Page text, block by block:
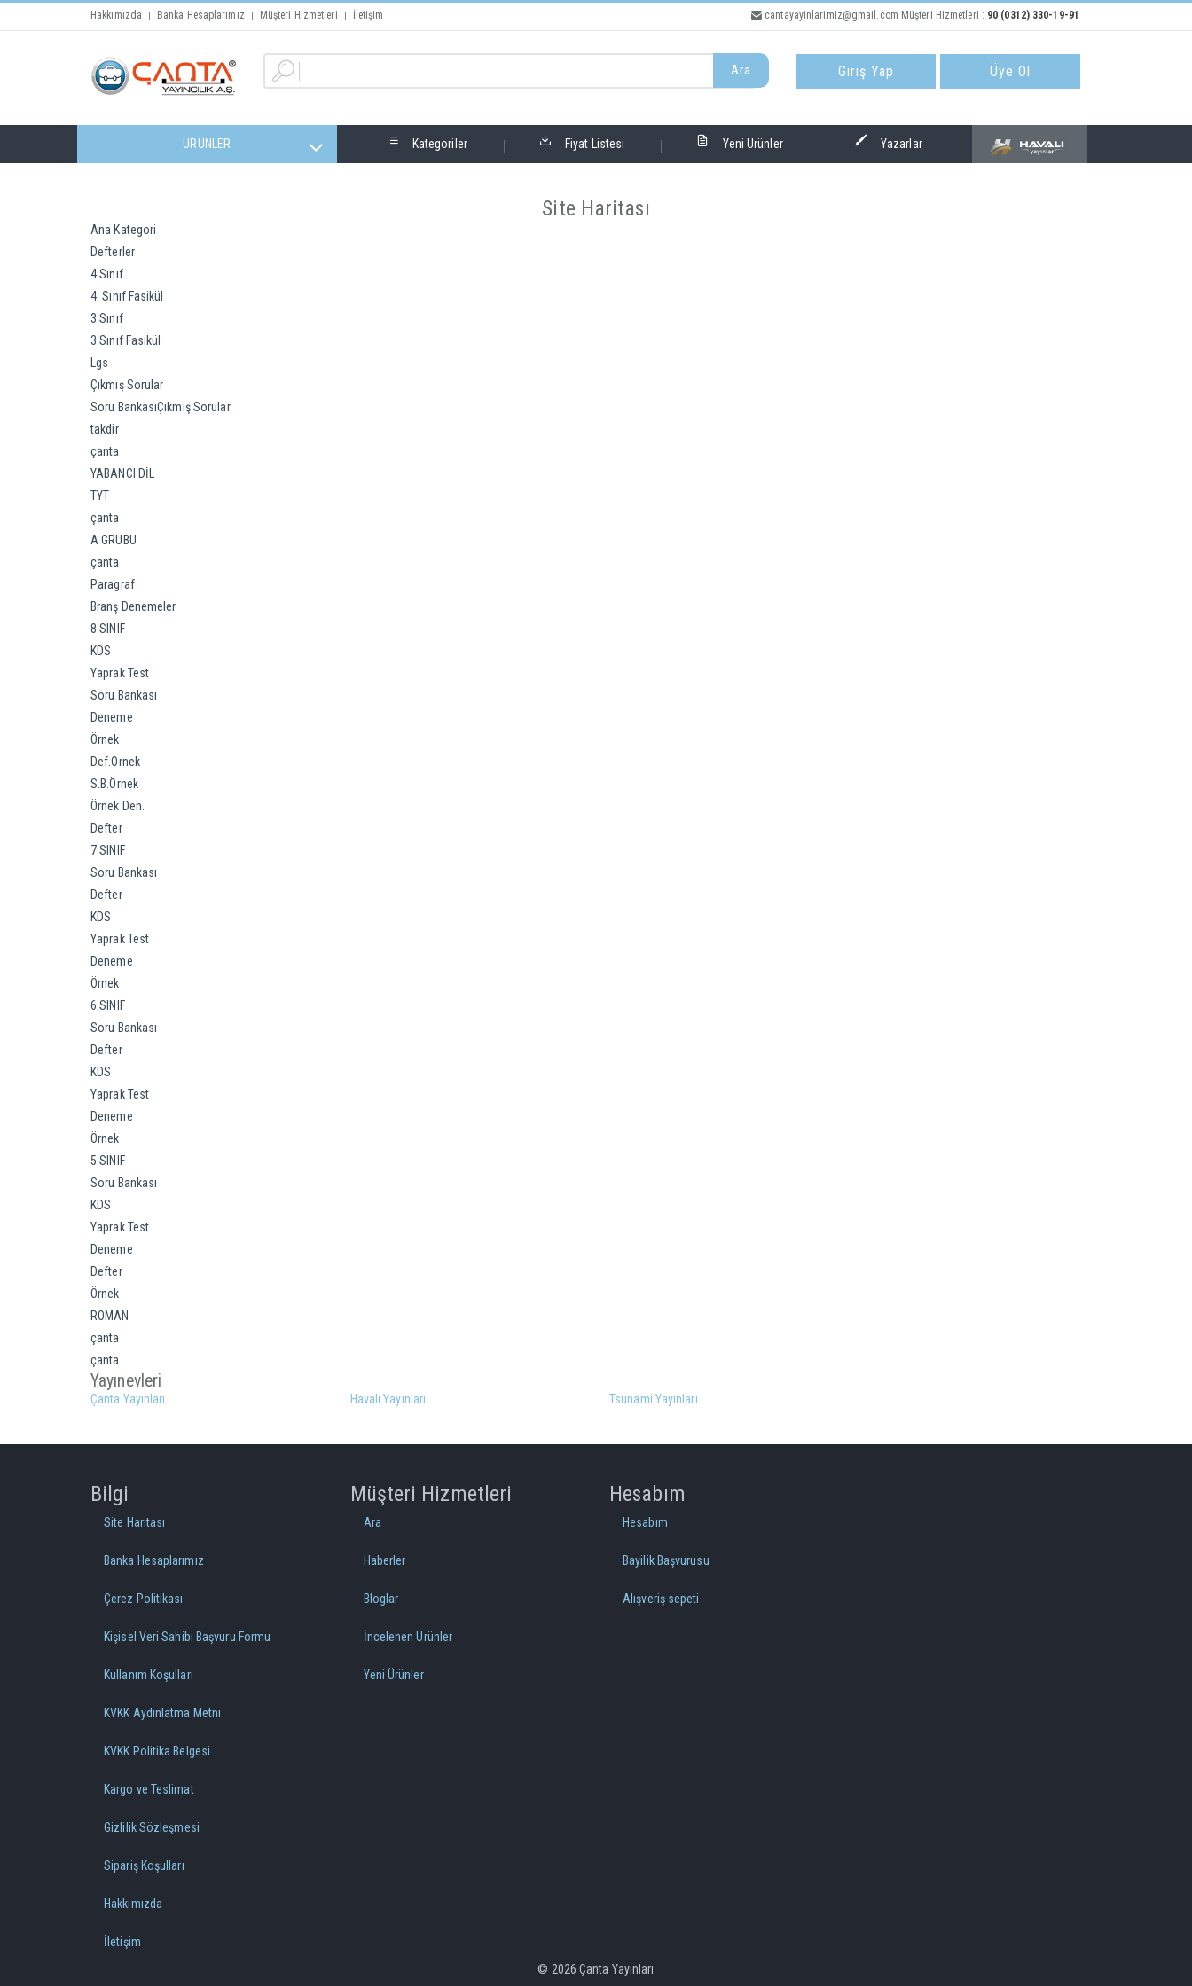
Hakkımızda Banka Hesaplarımız Müşteri Hizmetleri İletişim cantayayinlarimiz@gmail.com Müşteri Hizmetleri : 90 (0312) 330-19-91
Ara Giriş Yap Üye Ol
ÜRÜNLER Kategoriler Fiyat Listesi Yeni Ürünler Yazarlar
Site Haritası
Ana Kategori
Defterler
4.Sınıf
4. Sınıf Fasikül
3.Sınıf
3.Sınıf Fasikül
Lgs
Çıkmış Sorular
Soru BankasıÇıkmış Sorular
takdir
çanta
YABANCI DİL
TYT
çanta
A GRUBU
çanta
Paragraf
Branş Denemeler
8.SINIF
KDS
Yaprak Test
Soru Bankası
Deneme
Örnek
Def.Örnek
S.B.Örnek
Örnek Den.
Defter
7.SINIF
Soru Bankası
Defter
KDS
Yaprak Test
Deneme
Örnek
6.SINIF
Soru Bankası
Defter
KDS
Yaprak Test
Deneme
Örnek
5.SINIF
Soru Bankası
KDS
Yaprak Test
Deneme
Defter
Örnek
ROMAN
çanta
çanta
Yayınevleri
Çanta Yayınları Havalı Yayınları Tsunami Yayınları
Bilgi
Site Haritası
Banka Hesaplarımız
Çerez Politikası
Kişisel Veri Sahibi Başvuru Formu
Kullanım Koşulları
KVKK Aydınlatma Metni
KVKK Politika Belgesi
Kargo ve Teslimat
Gizlilik Sözleşmesi
Sipariş Koşulları
Hakkımızda
İletişim
Müşteri Hizmetleri
Ara
Haberler
Bloglar
İncelenen Ürünler
Yeni Ürünler
Hesabım
Hesabım
Bayilik Başvurusu
Alışveriş sepeti
© 2026 Çanta Yayınları